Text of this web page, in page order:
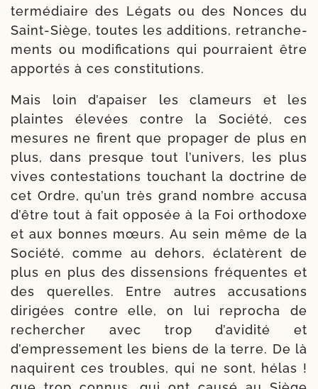
ter­mé­diaire des Légats ou des Nonces du
Saint-​Siège, toutes les addi­tions, retran­che­
ments ou modi­fi­ca­tions qui pour­raient être
appor­tés à ces constitutions.
Mais loin d’a­pai­ser les cla­meurs et les
plaintes éle­vées contre la Société, ces
mesures ne firent que pro­pa­ger de plus en
plus, dans presque tout l’u­ni­vers, les plus
vives contes­ta­tions tou­chant la doc­trine de
cet Ordre, qu’un très grand nombre accu­sa
d’être tout à fait oppo­sée à la Foi ortho­doxe
et aux bonnes mœurs. Au sein même de la
Société, comme au dehors, écla­tèrent de
plus en plus des dis­sen­sions fré­quentes et
des que­relles. Entre autres accu­sa­tions
diri­gées contre elle, on lui repro­cha de
recher­cher avec trop d’a­vi­di­té et
d’empressement les biens de la terre. De là
naquirent ces troubles, qui ne sont, hélas !